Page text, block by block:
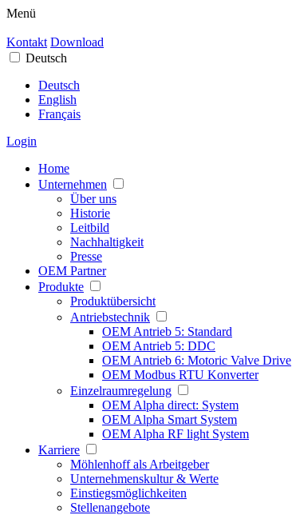
Menü
Kontakt Download
Deutsch
Deutsch
English
Français
Login
Home
Unternehmen
Über uns
Historie
Leitbild
Nachhaltigkeit
Presse
OEM Partner
Produkte
Produktübersicht
Antriebstechnik
OEM Antrieb 5: Standard
OEM Antrieb 5: DDC
OEM Antrieb 6: Motoric Valve Drive
OEM Modbus RTU Konverter
Einzelraumregelung
OEM Alpha direct: System
OEM Alpha Smart System
OEM Alpha RF light System
Karriere
Möhlenhoff als Arbeitgeber
Unternehmenskultur & Werte
Einstiegsmöglichkeiten
Stellenangebote